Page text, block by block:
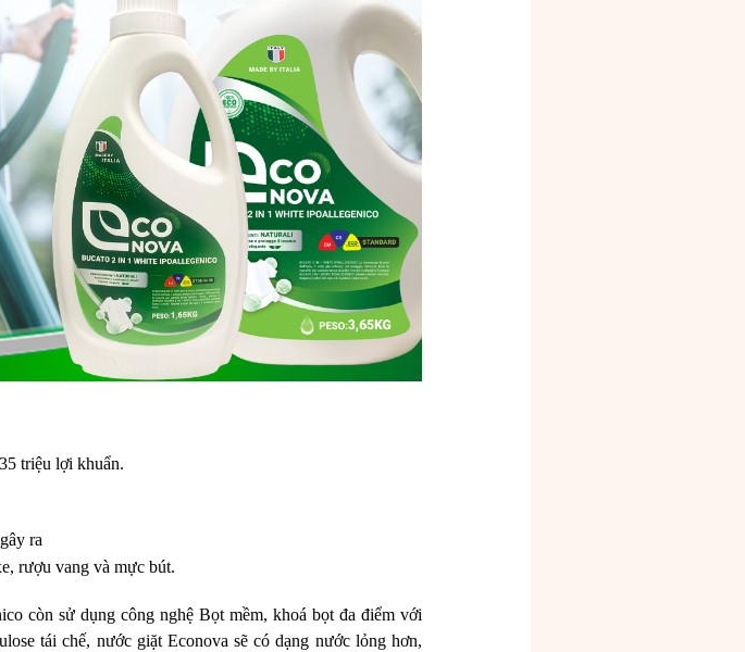
triệu lợi khuẩn.
ra
rượu vang và mực bút.
còn sử dụng công nghệ Bọt mềm, khoá bọt đa điểm với
tái chế, nước giặt Econova sẽ có dạng nước lỏng hơn,